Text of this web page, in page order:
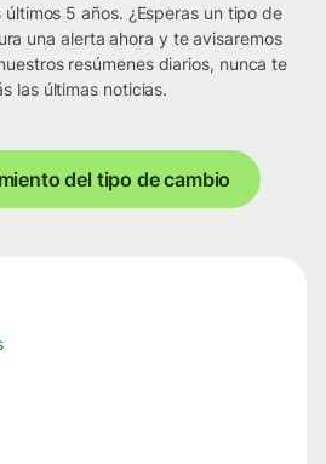
5 años. ¿Esperas un tipo de
una alerta ahora y te avisaremos
resúmenes diarios, nunca te
las últimas noticias.
del tipo de cambio